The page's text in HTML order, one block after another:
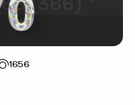
1656